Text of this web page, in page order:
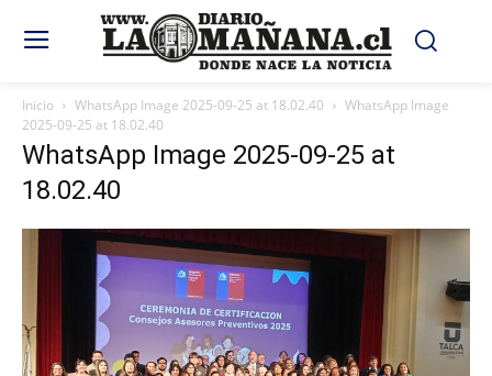
Inicio WhatsApp Image 2025-09-25 at 18.02.40
WhatsApp Image
2025-09-25 at 18.02.40
WhatsApp Image 2025-09-25 at
18.02.40